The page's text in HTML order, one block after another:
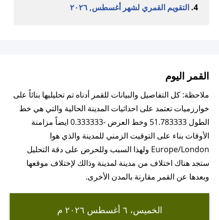
التقويم القمري لشهر أغسطس, ٢٠٢٦
القمر اليوم
ملاحظة: كل التفاصيل والبيانات للقمر أدناه تم تحليليها بنائاً على
خوارزميات تعتمد على احداثيات المدينة الحالية والتي هي خط
الطول 51.783333 وخط العرض -0.333333 ايضاً مزامنة
الأوقات بناء على التوقيت الزمني للمدينة والذي هوا
Europe/London ولهذا السبب وللحرص على دقة التحليل
ستجد هناك اختلاف من مدينة لمدينة وذالك لإختلاف موقعها
وبعدها عن القمر مقارنة بالمدن الأخرى.
الخميس، ٦ أغسطس ٢٠٢٦ م